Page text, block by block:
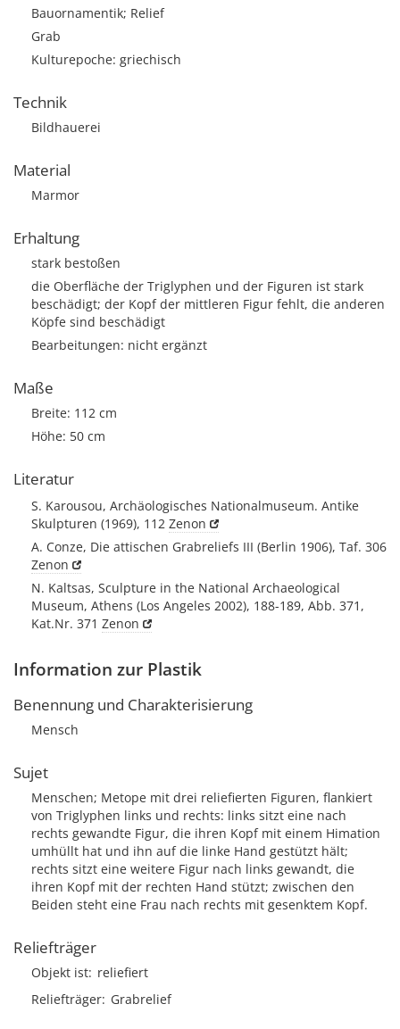
Bauornamentik; Relief
Grab
Kulturepoche: griechisch
Technik
Bildhauerei
Material
Marmor
Erhaltung
stark bestoßen
die Oberfläche der Triglyphen und der Figuren ist stark
beschädigt; der Kopf der mittleren Figur fehlt, die anderen
Köpfe sind beschädigt
Bearbeitungen: nicht ergänzt
Maße
Breite: 112 cm
Höhe: 50 cm
Literatur
S. Karousou, Archäologisches Nationalmuseum. Antike
Skulpturen (1969), 112 Zenon
A. Conze, Die attischen Grabreliefs III (Berlin 1906), Taf. 306
Zenon
N. Kaltsas, Sculpture in the National Archaeological
Museum, Athens (Los Angeles 2002), 188-189, Abb. 371,
Kat.Nr. 371 Zenon
Information zur Plastik
Benennung und Charakterisierung
Mensch
Sujet
Menschen; Metope mit drei reliefierten Figuren, flankiert
von Triglyphen links und rechts: links sitzt eine nach
rechts gewandte Figur, die ihren Kopf mit einem Himation
umhüllt hat und ihn auf die linke Hand gestützt hält;
rechts sitzt eine weitere Figur nach links gewandt, die
ihren Kopf mit der rechten Hand stützt; zwischen den
Beiden steht eine Frau nach rechts mit gesenktem Kopf.
Reliefträger
Objekt ist reliefiert
Reliefträger Grabrelief